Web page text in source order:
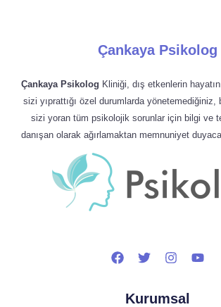
Çankaya Psikolog
Çankaya Psikolog Kliniği, dış etkenlerin
sizi yıprattığı özel durumlarda yönetemediğiniz,
sizi yoran tüm psikolojik sorunlar için bilgi ve
danışan olarak ağırlamaktan memnuniyet
Kurumsal